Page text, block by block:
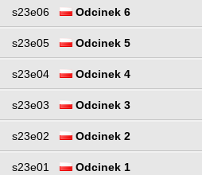
s23e06 Odcinek 6
s23e05 Odcinek 5
s23e04 Odcinek 4
s23e03 Odcinek 3
s23e02 Odcinek 2
s23e01 Odcinek 1